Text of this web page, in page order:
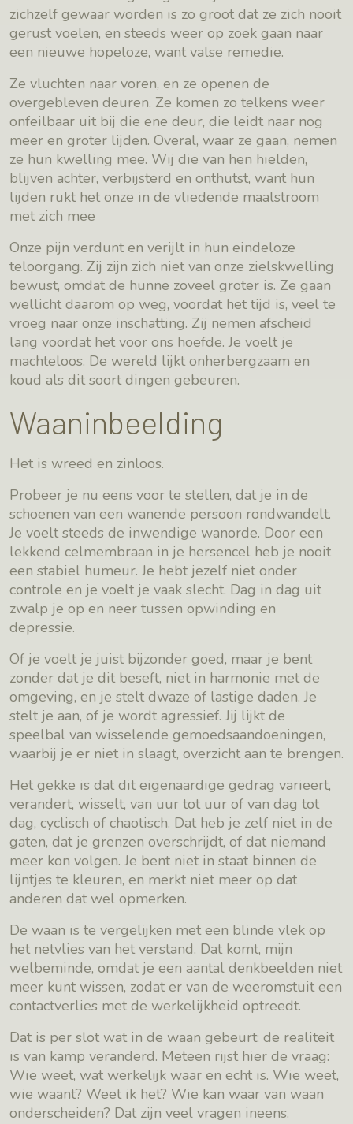
zichzelf gewaar worden is zo groot dat ze zich nooit
gerust voelen, en steeds weer op zoek gaan naar
een nieuwe hopeloze, want valse remedie.
Ze vluchten naar voren, en ze openen de
overgebleven deuren. Ze komen zo telkens weer
onfeilbaar uit bij die ene deur, die leidt naar nog
meer en groter lijden. Overal, waar ze gaan, nemen
ze hun kwelling mee. Wij die van hen hielden,
blijven achter, verbijsterd en onthutst, want hun
lijden rukt het onze in de vliedende maalstroom
met zich mee
Onze pijn verdunt en verijlt in hun eindeloze
teloorgang. Zij zijn zich niet van onze zielskwelling
bewust, omdat de hunne zoveel groter is. Ze gaan
wellicht daarom op weg, voordat het tijd is, veel te
vroeg naar onze inschatting. Zij nemen afscheid
lang voordat het voor ons hoefde. Je voelt je
machteloos. De wereld lijkt onherbergzaam en
koud als dit soort dingen gebeuren.
Waaninbeelding
Het is wreed en zinloos.
Probeer je nu eens voor te stellen, dat je in de
schoenen van een wanende persoon rondwandelt.
Je voelt steeds de inwendige wanorde. Door een
lekkend celmembraan in je hersencel heb je nooit
een stabiel humeur. Je hebt jezelf niet onder
controle en je voelt je vaak slecht. Dag in dag uit
zwalp je op en neer tussen opwinding en
depressie.
Of je voelt je juist bijzonder goed, maar je bent
zonder dat je dit beseft, niet in harmonie met de
omgeving, en je stelt dwaze of lastige daden. Je
stelt je aan, of je wordt agressief. Jij lijkt de
speelbal van wisselende gemoedsaandoeningen,
waarbij je er niet in slaagt, overzicht aan te brengen.
Het gekke is dat dit eigenaardige gedrag varieert,
verandert, wisselt, van uur tot uur of van dag tot
dag, cyclisch of chaotisch. Dat heb je zelf niet in de
gaten, dat je grenzen overschrijdt, of dat niemand
meer kon volgen. Je bent niet in staat binnen de
lijntjes te kleuren, en merkt niet meer op dat
anderen dat wel opmerken.
De waan is te vergelijken met een blinde vlek op
het netvlies van het verstand. Dat komt, mijn
welbeminde, omdat je een aantal denkbeelden niet
meer kunt wissen, zodat er van de weeromstuit een
contactverlies met de werkelijkheid optreedt.
Dat is per slot wat in de waan gebeurt: de realiteit
is van kamp veranderd. Meteen rijst hier de vraag:
Wie weet, wat werkelijk waar en echt is. Wie weet,
wie waant? Weet ik het? Wie kan waar van waan
onderscheiden? Dat zijn veel vragen ineens.